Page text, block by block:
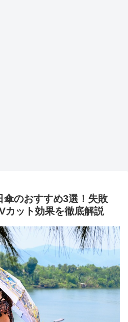
傘のおすすめ3選！失敗
カット効果を徹底解説